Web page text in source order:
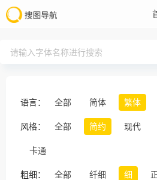
语言： 全部 简体 繁体
风格： 全部 简约 现代
卡通
粗细： 全部 纤细 细